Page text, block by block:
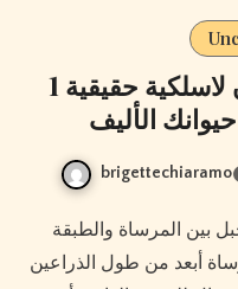
سماعات أذن لاسلكية حقيقية 1more Q10
الأليف
brigettechiaramo
أبعد من طول الذراعين